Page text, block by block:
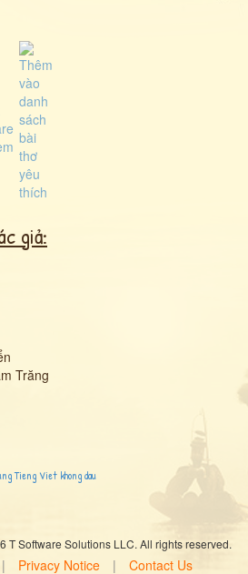
giả:
Trăng
Tieng Viet khong dau
T Software Solutions LLC. All rights reserved.
| Privacy Notice | Contact Us